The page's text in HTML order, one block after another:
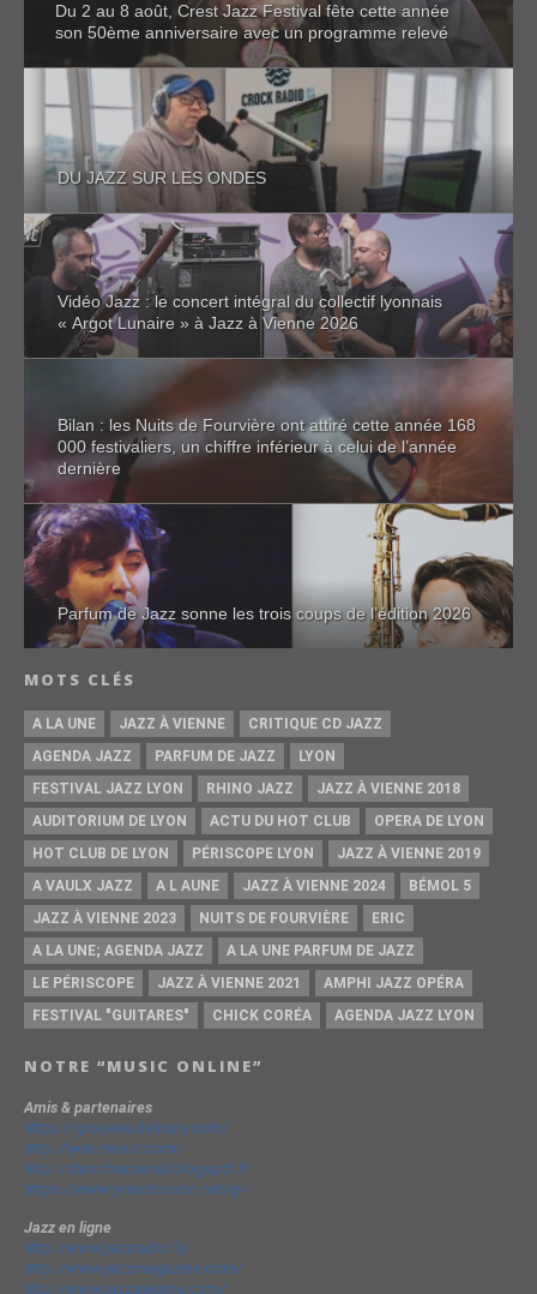
Du 2 au 8 août, Crest Jazz Festival fête cette année
son 50ème anniversaire avec un programme relevé
DU JAZZ SUR LES ONDES
Vidéo Jazz : le concert intégral du collectif lyonnais
« Argot Lunaire » à Jazz à Vienne 2026
Bilan : les Nuits de Fourvière ont attiré cette année 168
000 festivaliers, un chiffre inférieur à celui de l’année
dernière
Parfum de Jazz sonne les trois coups de l’édition 2026
MOTS CLÉS
A LA UNE JAZZ À VIENNE
CRITIQUE CD JAZZ
AGENDA JAZZ
PARFUM DE JAZZ
LYON
FESTIVAL JAZZ LYON
RHINO JAZZ
JAZZ À VIENNE 2018
AUDITORIUM DE LYON
ACTU DU HOT CLUB
OPERA DE LYON
HOT CLUB DE LYON
PÉRISCOPE LYON
JAZZ À VIENNE 2019
A VAULX JAZZ
A L AUNE JAZZ À VIENNE 2024
BÉMOL 5
JAZZ À VIENNE 2023
NUITS DE FOURVIÈRE
ERIC
A LA UNE; AGENDA JAZZ
A LA UNE PARFUM DE JAZZ
LE PÉRISCOPE
JAZZ À VIENNE 2021
AMPHI JAZZ OPÉRA
FESTIVAL "GUITARES"
CHICK CORÉA AGENDA JAZZ LYON
NOTRE “MUSIC ONLINE”
Amis & partenaires
https://groovesidestory.com/
http://lyon-music.com/
http://chrischarpenel.blogspot.fr
https://www.yvesdorison.net/q-r
Jazz en ligne
http://www.jazzradio.fr/
http://www.jazzmagazine.com/
http://www.jazzavienne.com/